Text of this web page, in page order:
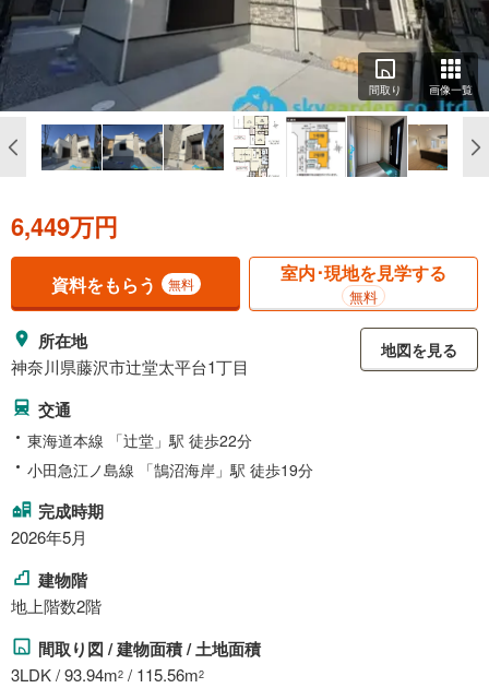
間取り 画像一覧
6,449万円
資料をもらう 無料 室内･現地を見学する
無料
所在地
神奈川県藤沢市辻堂太平台1丁目
地図を見る
交通
東海道本線 「辻堂」駅 徒歩22分
小田急江ノ島線 「鵠沼海岸」駅 徒歩19分
完成時期
2026年5月
建物階
地上階数2階
間取り図 / 建物面積 / 土地面積
3LDK / 93.94m2 / 115.56m2